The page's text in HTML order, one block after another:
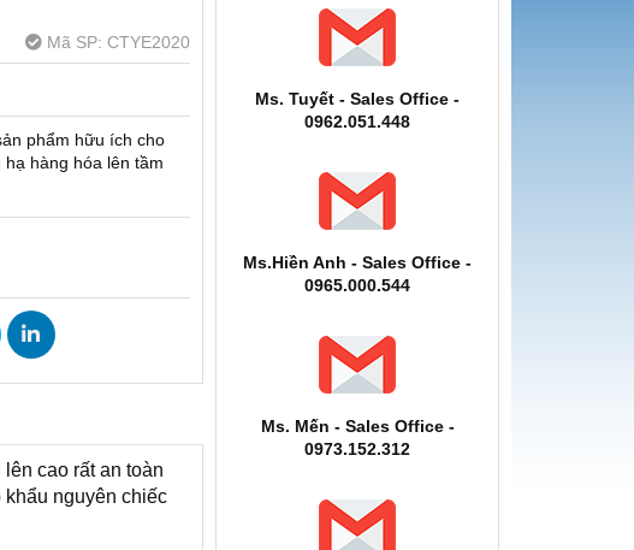
Mã SP: CTYE2020
phẩm hữu ích cho
hàng hóa lên tầm
cao rất an toàn
nguyên chiếc
Ms. Tuyết - Sales Office -
0962.051.448
Ms.Hiền Anh - Sales Office -
0965.000.544
Ms. Mến - Sales Office -
0973.152.312